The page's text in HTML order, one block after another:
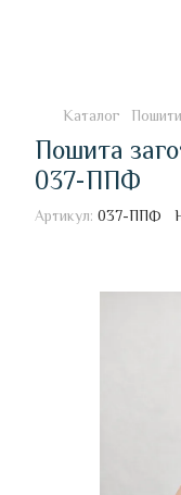
Каталог
Пошита
037-ППФ
Артикул: 037-ППФ